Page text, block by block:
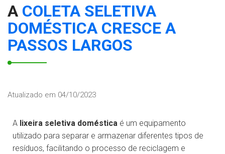
A COLETA SELETIVA
DOMÉSTICA CRESCE A
PASSOS LARGOS
Atualizado em 04/10/2023
A lixeira seletiva doméstica é um equipamento
utilizado para separar e armazenar diferentes tipos de
resíduos, facilitando o processo de reciclagem e